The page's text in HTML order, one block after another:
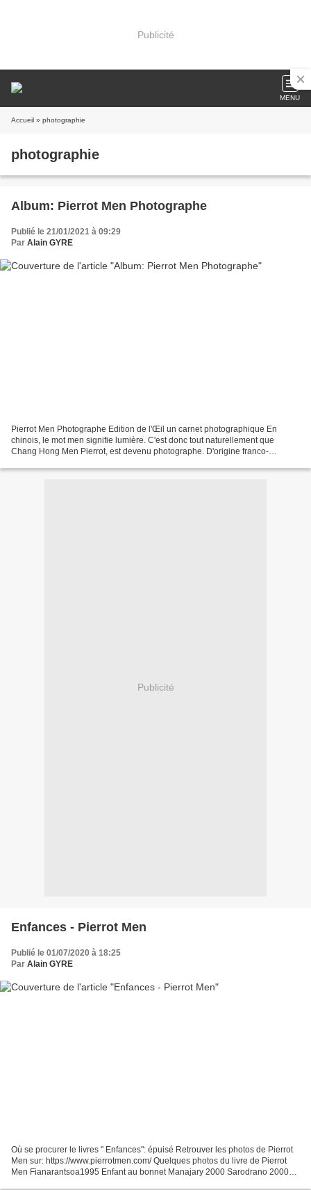
Publicité
MENU
Accueil » photographie
photographie
Album: Pierrot Men Photographe
Publié le 21/01/2021 à 09:29
Par Alain GYRE
Pierrot Men Photographe Edition de l'Œil un carnet photographique En
chinois, le mot men signifie lumière. C'est donc tout naturellement que
Chang Hong Men Pierrot, est devenu photographe. D'origine franco-
Publicité
Enfances - Pierrot Men
Publié le 01/07/2020 à 18:25
Par Alain GYRE
Où se procurer le livres " Enfances": épuisé Retrouver les photos de Pierrot
Men sur: https://www.pierrotmen.com/ Quelques photos du livre de Pierrot
Men Fianarantsoa1995 Enfant au bonnet Manajary 2000 Sarodrano 2000